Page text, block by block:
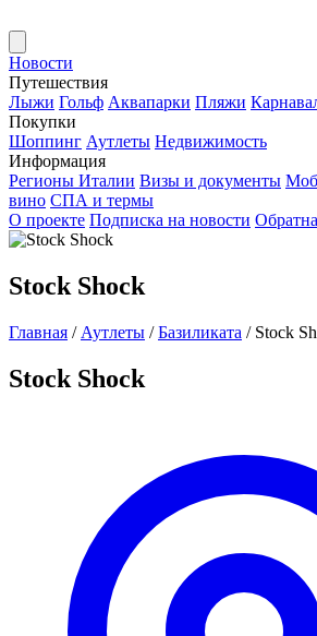
Новости
Путешествия
Лыжи Гольф Аквапарки Пляжи
Покупки
Шоппинг Аутлеты Недвижимость
Информация
Регионы Италии Визы и документы
вино СПА и термы
О проекте Подписка на новости
Stock Shock
Главная / Аутлеты / Базиликата / Stock
Stock Shock